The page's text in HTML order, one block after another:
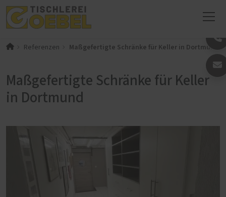
Referenzen Maßgefertigte Schränke für Keller in Dortmund
Maßgefertigte Schränke für Keller
in Dortmund